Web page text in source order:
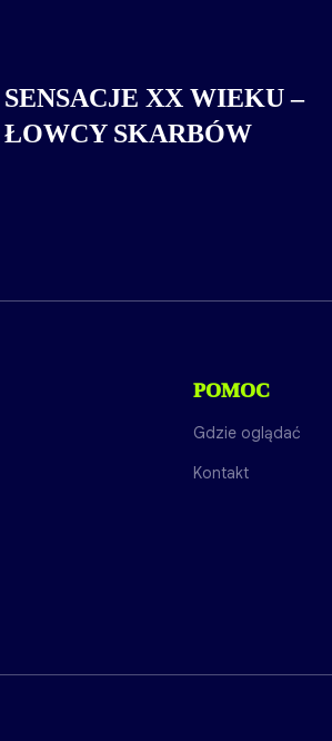
SENSACJE XX WIEKU –
ŁOWCY SKARBÓW
POMOC
Gdzie oglądać
Kontakt